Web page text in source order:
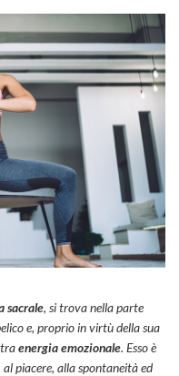
sacrale, si trova nella parte
e, proprio in virtù della sua
energia emozionale. Esso è
piacere, alla spontaneità ed